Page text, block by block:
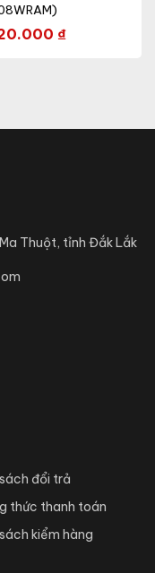
₫
Thuột, tỉnh Đắk Lắk
đổi trả
thức thanh toán
kiểm hàng